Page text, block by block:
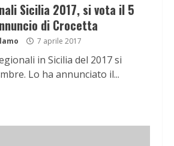
Sicilia 2017, si vota il 5
di Crocetta
7 aprile 2017
in Sicilia del 2017 si
Lo ha annunciato il...